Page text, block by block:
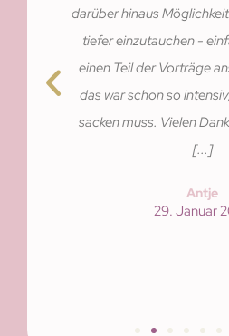
darüber hinaus
tiefer einzutauchen -
einen Teil der Vorträge
das war schon so
sacken muss. Vielen
[...]
Antje
29. Januar